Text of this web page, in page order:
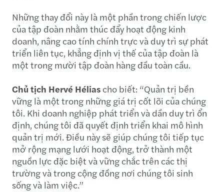
Những thay đổi này là một phần trong chiến lược
của tập đoàn nhằm thúc đẩy hoạt động kinh
doanh, nâng cao tính chính trực và duy trì sự phát
triển liên tục, khẳng định vị thế của tập đoàn là
một trong mười tập đoàn hàng đầu toàn cầu.
Chủ tịch Hervé Hélias cho biết: “Quản trị bền
vững là một trong những giá trị cốt lõi của chúng
tôi. Khi doanh nghiệp phát triển và dần duy trì ổn
định, chúng tôi đã quyết định triển khai mô hình
quản trị mới. Điều này sẽ giúp chúng tôi tiếp tục
mở rộng mạng lưới hoạt động, trở thành một
nguồn lực đặc biệt và vững chắc trên các thị
trường và trong cộng đồng nơi chúng tôi sinh
sống và làm việc.”